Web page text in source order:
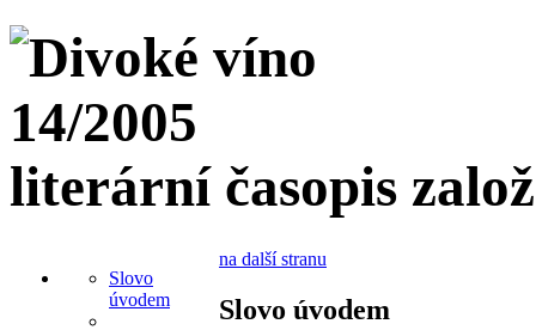
literární časopis
Slovo
úvodem
na další stranu
Slovo úvodem